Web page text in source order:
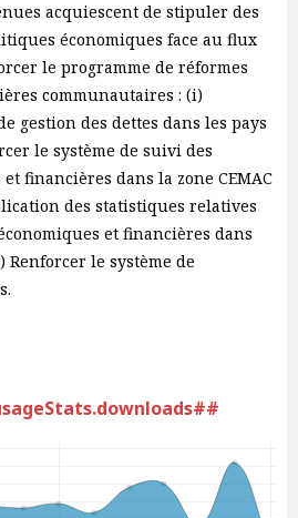
acquiescent de stipuler des
économiques face au flux
le programme de réformes
communautaires : (i)
gestion des dettes dans les pays
le système de suivi des
financières dans la zone CEMAC
des statistiques relatives
et financières dans
Renforcer le système de